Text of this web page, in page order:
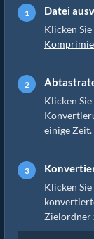
Datei
Klicken
Klicken
einige Zeit.
Klicken
Zielordner